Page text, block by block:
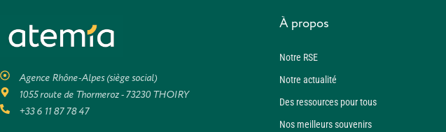
Agence Rhône-Alpes (siège social)
1055 route de Thormeroz - 73230 THOIRY
+33 6 11 87 78 47
À propos
Notre RSE
Notre actualité
Des ressources pour tous
Nos meilleurs souvenirs